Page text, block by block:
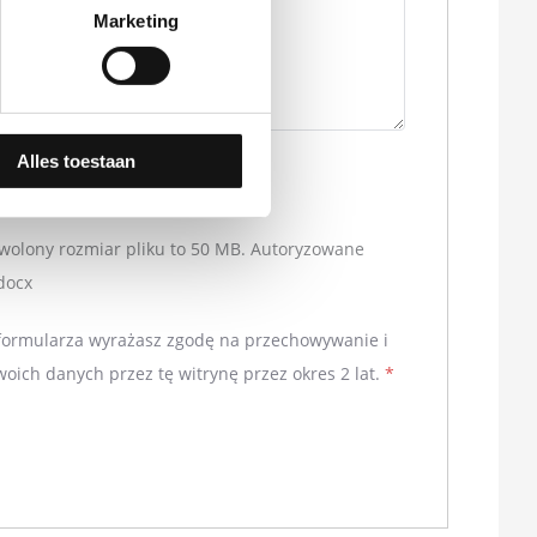
Marketing
Alles toestaan
rozmiar pliku to 50 MB. Autoryzowane
wyrażasz zgodę na przechowywanie i
danych przez tę witrynę przez okres 2 lat. *